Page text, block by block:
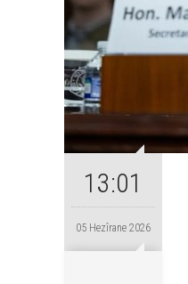
13:01
05 Hezîrane 2026